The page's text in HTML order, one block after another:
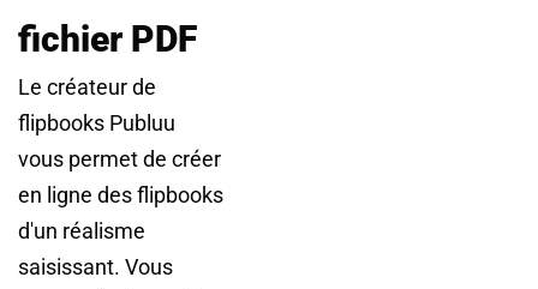
fichier PDF
Le créateur de
flipbooks Publuu
vous permet de créer
en ligne des flipbooks
d'un réalisme
saisissant. Vous